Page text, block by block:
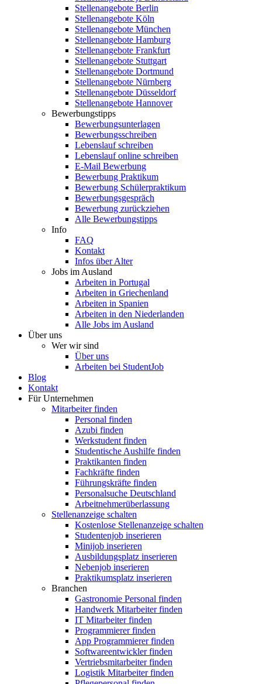
Stellenangebote Berlin
Stellenangebote Köln
Stellenangebote München
Stellenangebote Hamburg
Stellenangebote Frankfurt
Stellenangebote Stuttgart
Stellenangebote Dortmund
Stellenangebote Nürnberg
Stellenangebote Düsseldorf
Stellenangebote Hannover
Bewerbungstipps
Bewerbungsunterlagen
Bewerbungsschreiben
Lebenslauf schreiben
Lebenslauf online schreiben
E-Mail Bewerbung
Bewerbung Praktikum
Bewerbung Schülerpraktikum
Bewerbungsgespräch
Bewerbung zurückziehen
Alle Bewerbungstipps
Info
FAQ
Kontakt
Infos über Alter
Jobs im Ausland
Arbeiten in Portugal
Arbeiten in Griechenland
Arbeiten in Spanien
Arbeiten in den Niederlanden
Alle Jobs im Ausland
Über uns
Wer wir sind
Über uns
Arbeiten bei StudentJob
Blog
Kontakt
Für Unternehmen
Mitarbeiter finden
Personal finden
Azubi finden
Werkstudent finden
Studentische Aushilfe finden
Praktikanten finden
Fachkräfte finden
Führungskräfte finden
Personalsuche Deutschland
Arbeitnehmerüberlassung
Stellenanzeige schalten
Kostenlose Stellenanzeige schalten
Studentenjob inserieren
Minijob inserieren
Ausbildungsplatz inserieren
Nebenjob inserieren
Praktikumsplatz inserieren
Branchen
Gastronomie Personal finden
Handwerk Mitarbeiter finden
IT Mitarbeiter finden
Programmierer finden
App Programmierer finden
Softwareentwickler finden
Vertriebsmitarbeiter finden
Logistik Mitarbeiter finden